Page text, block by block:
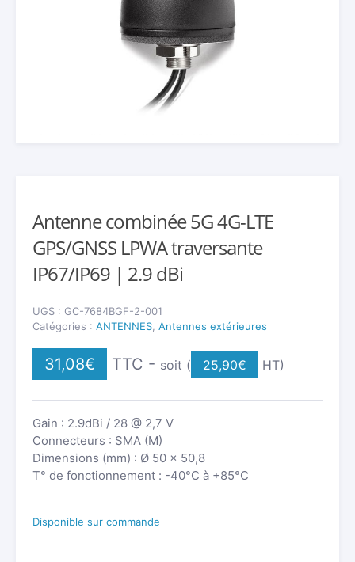
Antenne combinée 5G 4G-LTE
GPS/GNSS LPWA traversante
IP67/IP69 | 2.9 dBi
31,08€ TTC - soit ( 25,90€ HT)
Gain : 2.9dBi / 28 @ 2,7 V
Connecteurs : SMA (M)
Dimensions (mm) : Ø 50 x 50,8
T° de fonctionnement : -40°C à +85°C
Disponible sur commande
UGS : GC-7684BGF-2-001
Catégories : ANTENNES Antennes extérieures